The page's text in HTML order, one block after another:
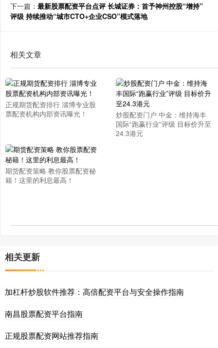
下一篇： 最新股票配资平台点评 长城证券：首予神州控股“增持”
评级 持续推动“城市CTO+企业CSO”模式落地
相关文章
正规期货配资排行 淄博专业股
票配资机构内部资讯曝光！
炒股配资门户 中金：维持海丰
国际“跑赢行业”评级 目标价升至
24.3港元
期货配资策略 教你股票配资秘
籍！这里的利息最高！
相关更新
加杠杆炒股软件推荐：高倍配资平台与安全操作指南
南昌股票配资平台指南
正规股票配资网站推荐指南